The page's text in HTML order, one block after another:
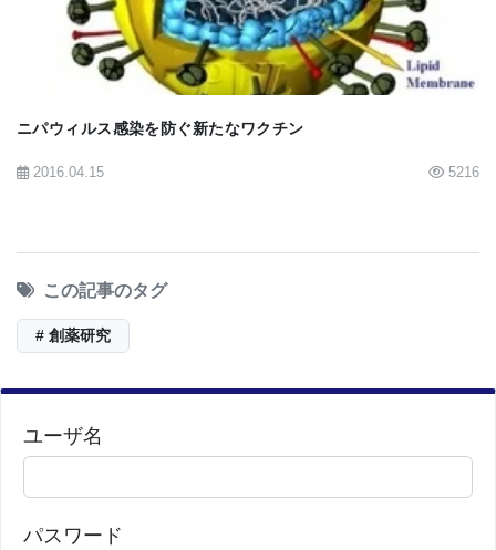
ニパウィルス感染を防ぐ新たなワクチン
2016.04.15 5216
この記事のタグ
# 創薬研究
ユーザ名
パスワード